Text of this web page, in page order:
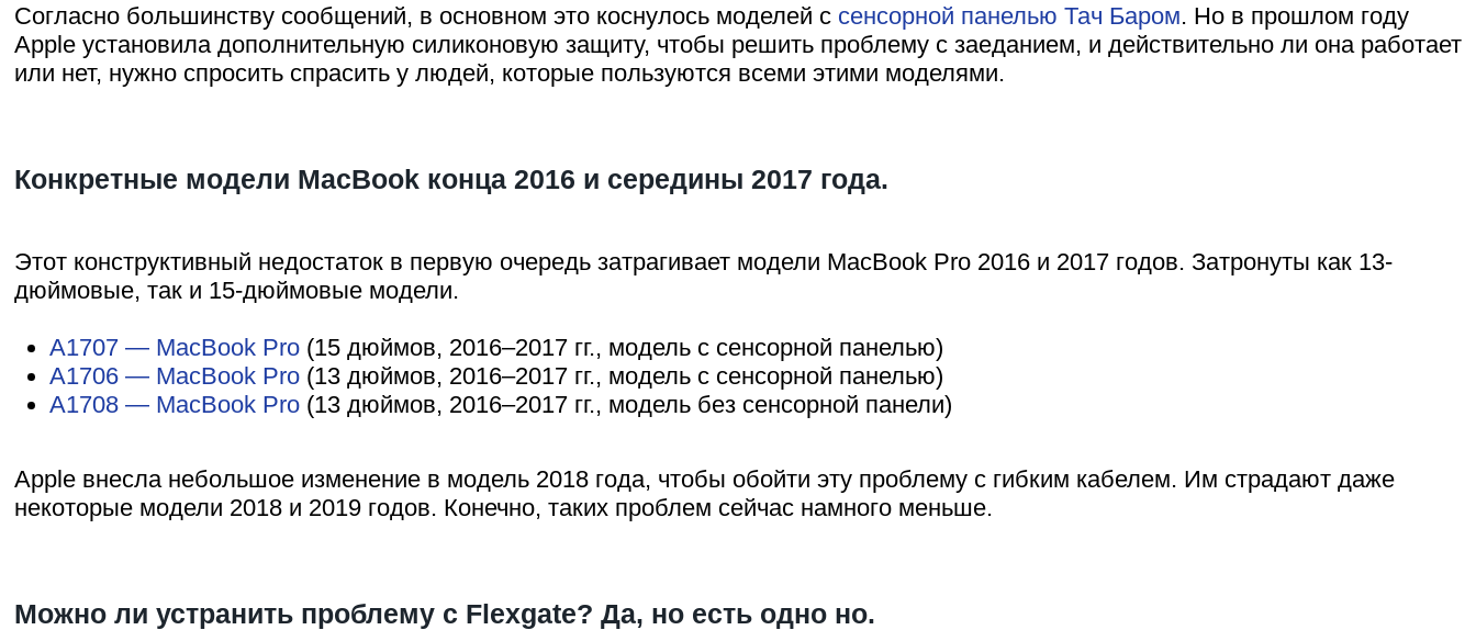
Согласно большинству сообщений, в основном это коснулось моделей с сенсорной панелью Тач Баром. Но в прошлом году
Apple установила дополнительную силиконовую защиту, чтобы решить проблему с заеданием, и действительно ли она работает
или нет, нужно спросить спрасить у людей, которые пользуются всеми этими моделями.
Конкретные модели MacBook конца 2016 и середины 2017 года.
Этот конструктивный недостаток в первую очередь затрагивает модели MacBook Pro 2016 и 2017 годов. Затронуты как 13-
дюймовые, так и 15-дюймовые модели.
A1707 — MacBook Pro (15 дюймов, 2016–2017 гг., модель с сенсорной панелью)
A1706 — MacBook Pro (13 дюймов, 2016–2017 гг., модель с сенсорной панелью)
A1708 — MacBook Pro (13 дюймов, 2016–2017 гг., модель без сенсорной панели)
Apple внесла небольшое изменение в модель 2018 года, чтобы обойти эту проблему с гибким кабелем. Им страдают даже
некоторые модели 2018 и 2019 годов. Конечно, таких проблем сейчас намного меньше.
Можно ли устранить проблему с Flexgate? Да, но есть одно но.